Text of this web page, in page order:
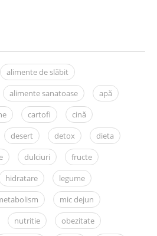
alimente de slăbit
alimente sanatoase
apă
cartofi
cină
desert detox
dieta
dulciuri
fructe
hidratare
legume
mic dejun
nutritie
obezitate